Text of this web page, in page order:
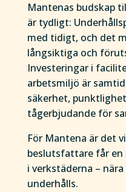
Mantenas budskap
är tydligt:
med tidigt, och det
långsiktiga och
Investeringar i
arbetsmiljö är
säkerhet,
tågerbjudande för
För Mantena är det
beslutsfattare får en
i verkstäderna –
underhålls.